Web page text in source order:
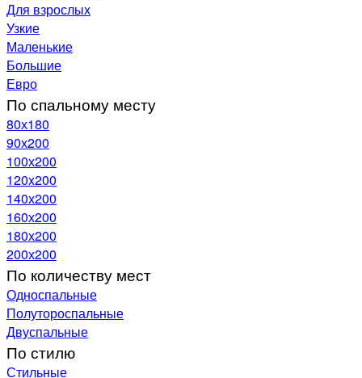
Для взрослых
Узкие
Маленькие
Большие
Евро
По спальному месту
80х180
90х200
100х200
120x200
140х200
160х200
180х200
200х200
По количеству мест
Односпальные
Полутороспальные
Двуспальные
По стилю
Стильные